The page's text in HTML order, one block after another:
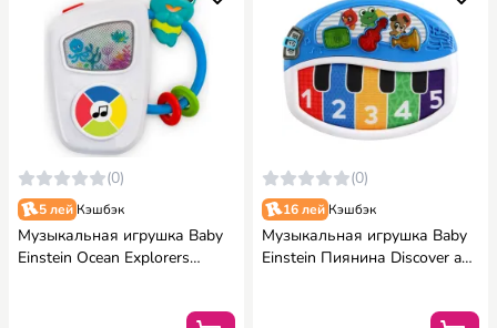
(0)
5 лей Кэшбэк
Музыкальная игрушка Baby
Einstein Ocean Explorers
(0)
16 лей Кэшбэк
Музыкальная игрушка Baby
Einstein Пиянина Discover and